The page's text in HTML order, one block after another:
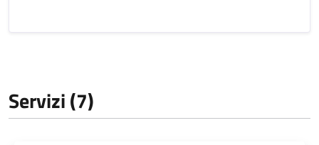
Servizi (7)